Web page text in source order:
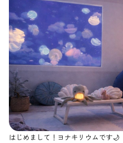
はじめまして！ヨナキリウムです🌙